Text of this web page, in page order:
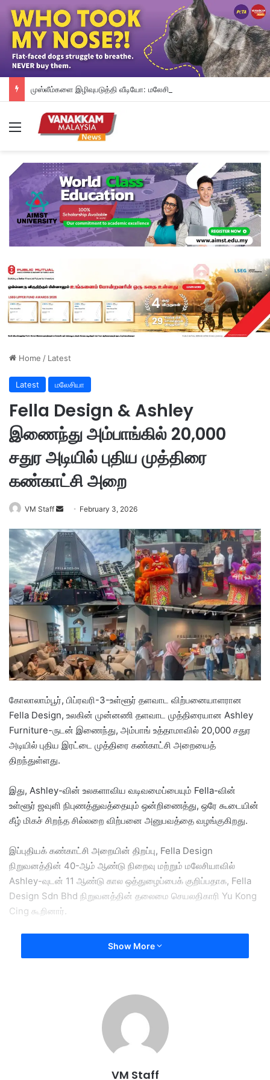
Menu
Home / Latest
Latest மலேசியா
Fella Design & Ashley
இணைந்து அம்பாங்கில் 20,000
சதுர அடியில் புதிய முத்திரை
கண்காட்சி அறை
VM Staff
n
d
a
n
m
a
i
l
February 3, 2026
கோலாலாம்பூர், பிப்ரவரி-3-உள்ளூர் தளவாட விற்பனையாளரான
Fella Design, உலகின் முன்னணி தளவாட முத்திரையான Ashley
Furniture-ருடன் இணைந்து, அம்பாங் உத்தாமாவில் 20,000 சதுர
அடியில் புதிய இரட்டை முத்திரை கண்காட்சி அறையைத்
திறந்துள்ளது.
இது, Ashley-வின் உலகளாவிய வடிவமைப்பையும் Fella-வின்
உள்ளூர் ஜவுளி நிபுணத்துவத்தையும் ஒன்றிணைத்து, ஒரே கூடையின்
கீழ் மிகச் சிறந்த சில்லறை விற்பனை அனுபவத்தை வழங்குகிறது.
இப்புதியக் கண்காட்சி அறையின் திறப்பு, Fella Design
நிறுவனத்தின் 40-ஆம் ஆண்டு நிறைவு மற்றும் மலேசியாவில்
Ashley-வுடன் 11 ஆண்டு கால ஒத்துழைப்பைக் குறிப்பதாக, Fella
Design Sdn Bhd நிறுவனத்தின் தலைமை செயலதிகாரி Yu Kong
Cing கூறினார்.
Fella Design நிறுவனத்தின் வளர்ச்சியானது, வடிவமைப்பு
புதுமைகள், வாடிக்கையாளர்களின் தேவைகளைப் புரிந்துகொள்ளும்
இவ்வேளையில், இத்துறையில் Fella Design நிறுவனத்தின் 40
ஆண்டு கால பயணம் பல்வேறு ஏற்றுத் தாழ்வுகளை கொண்டதாக,
அதன் இயக்குநர் John Wong Chee Onn கூறினார்.
என்னதான் ஒரு நிலையான இடத்தைப் பெற்றாலும், added value
Show More
VM Staff